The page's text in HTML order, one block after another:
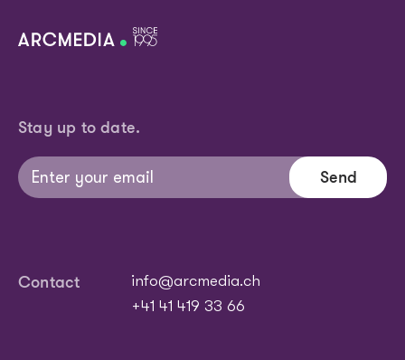
Stay up to date.
Send
Contact
info@arcmedia.ch
+41 41 419 33 66